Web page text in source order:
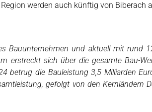
werden auch künftig von Biberach
Bauunternehmen und aktuell mit rund
erstreckt sich über die gesamte Bau-
betrug die Bauleistung 3,5 Milliarden
gefolgt von den Kernländern